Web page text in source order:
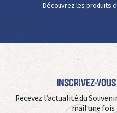
Découvrez les produits
Inscrivez-
Recevez l’actualité du
mail une fois